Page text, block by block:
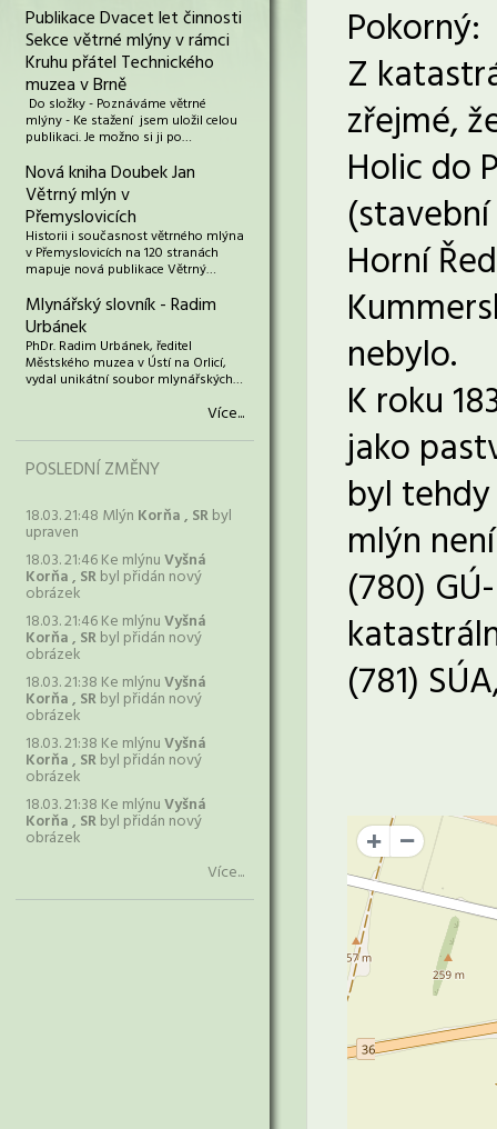
Publikace Dvacet let činnosti
Sekce větrné mlýny v rámci
Kruhu přátel Technického
muzea v Brně
Do složky - Poznáváme větrné
mlýny - Ke stažení jsem uložil celou
publikaci. Je možno si ji po…
Nová kniha Doubek Jan
Větrný mlýn v
Přemyslovicích
Historii i současnost větrného mlýna
v Přemyslovicích na 120 stranách
mapuje nová publikace Větrný…
Mlynářský slovník - Radim
Urbánek
PhDr. Radim Urbánek, ředitel
Městského muzea v Ústí na Orlicí,
vydal unikátní soubor mlynářských…
Více...
POSLEDNÍ ZMĚNY
18.03. 21:48 Mlýn Korňa , SRbyl
upraven
18.03. 21:46 Ke mlýnuVyšná
Korňa , SRbyl přidán nový
obrázek
18.03. 21:46 Ke mlýnuVyšná
Korňa , SRbyl přidán nový
obrázek
18.03. 21:38 Ke mlýnuVyšná
Korňa , SRbyl přidán nový
obrázek
18.03. 21:38 Ke mlýnuVyšná
Korňa , SRbyl přidán nový
obrázek
18.03. 21:38 Ke mlýnuVyšná
Korňa , SRbyl přidán nový
obrázek
Více...
Pokorný:
Z
zřejmé,
Holic do
Horní
nebylo.
K roku
jako
byl
mlýn
(780)
(781)
+